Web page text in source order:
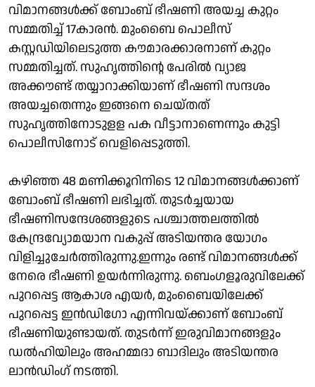
വിമാനങ്ങൾക്ക് ബോംബ് ഭീഷണി അയച്ച കുറ്റം
സമ്മതിച്ച് 17കാരൻ. മുംബൈ പൊലീസ്
കസ്റ്റഡിയിലെടുത്ത കൗമാരക്കാരനാണ് കുറ്റം
സമ്മതിച്ചത്. സുഹൃത്തിൻ്റെ പേരിൽ വ്യാജ
അക്കൗണ്ട് തയ്യാറാക്കിയാണ് ഭീഷണി സന്ദശം
അയച്ചതെന്നും ഇങ്ങനെ ചെയ്തത്
സുഹൃത്തിനോടുളള പക വീട്ടാനാണെന്നും കുട്ടി
പൊലീസിനോട് വെളിപ്പെടുത്തി.
കഴിഞ്ഞ 48 മണിക്കൂറിനിടെ 12 വിമാനങ്ങൾക്കാണ്
ബോംബ് ഭീഷണി ലഭിച്ചത്. തുടർച്ചയായ
ഭീഷണിസന്ദേശങ്ങളുടെ പശ്ചാത്തലത്തിൽ
കേന്ദ്രവ്യോമയാന വകുപ്പ് അടിയന്തര യോഗം
വിളിച്ചുചേർത്തിരുന്നു.ഇന്നും രണ്ട് വിമാനങ്ങൾക്ക്
നേരെ ഭീഷണി ഉയർന്നിരുന്നു. ബെംഗളൂരുവിലേക്ക്
പുറപ്പെട്ട ആകാശ എയർ, മുംബൈയിലേക്ക്
പുറപ്പെട്ട ഇൻഡിഗോ എന്നിവയ്ക്കാണ് ബോംബ്
ഭീഷണിയുണ്ടായത്. തുടർന്ന് ഇരുവിമാനങ്ങളും
ഡൽഹിയിലും അഹമ്മദാ ബാദിലും അടിയന്തര
ലാൻഡിംഗ് നടത്തി.